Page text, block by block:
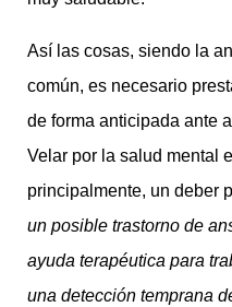
Así las cosas, siendo la
común, es necesario
de forma anticipada ante
Velar por la salud mental
principalmente, un deber
un posible trastorno de
ayuda terapéutica para
una detección temprana